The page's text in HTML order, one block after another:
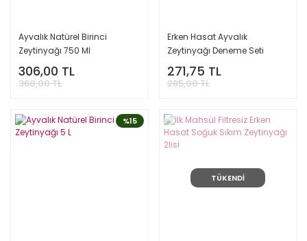
Ayvalık Natürel Birinci
Zeytinyağı 750 Ml
306,00 TL
360,00 TL
Erken Hasat Ayvalık
Zeytinyağı Deneme Seti
271,75 TL
285,00 TL
%15
TÜKENDİ